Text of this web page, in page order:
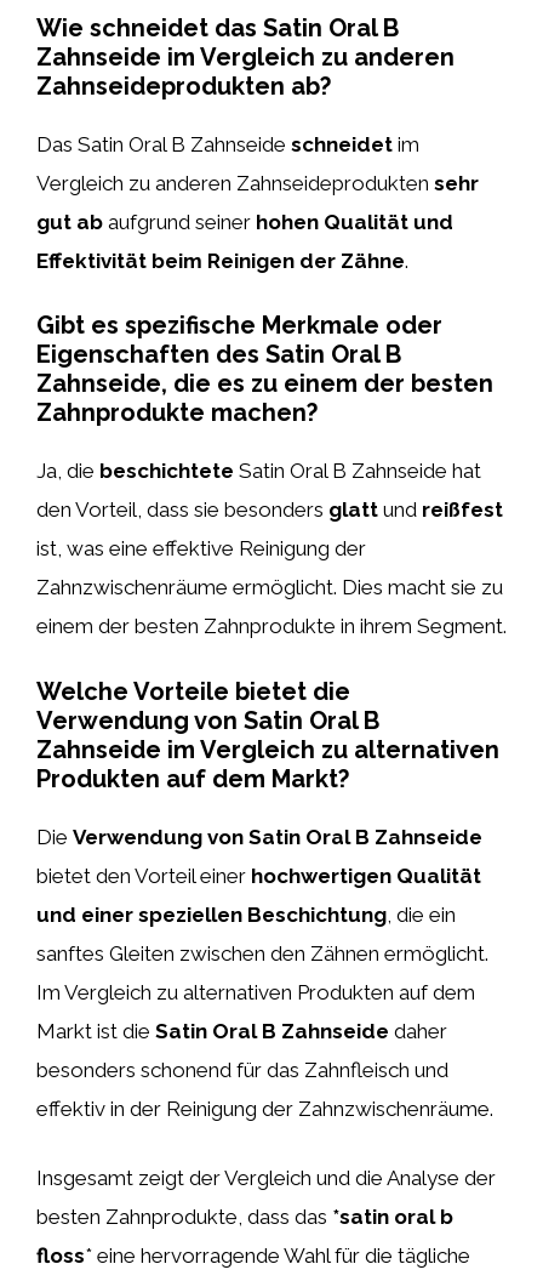
Wie schneidet das Satin Oral B
Zahnseide im Vergleich zu anderen
Zahnseideprodukten ab?
Das Satin Oral B Zahnseide schneidet im
Vergleich zu anderen Zahnseideprodukten sehr
gut ab aufgrund seiner hohen Qualität und
Effektivität beim Reinigen der Zähne.
Gibt es spezifische Merkmale oder
Eigenschaften des Satin Oral B
Zahnseide, die es zu einem der besten
Zahnprodukte machen?
Ja, die beschichtete Satin Oral B Zahnseide hat
den Vorteil, dass sie besonders glatt und reißfest
ist, was eine effektive Reinigung der
Zahnzwischenräume ermöglicht. Dies macht sie zu
einem der besten Zahnprodukte in ihrem Segment.
Welche Vorteile bietet die
Verwendung von Satin Oral B
Zahnseide im Vergleich zu alternativen
Produkten auf dem Markt?
Die Verwendung von Satin Oral B Zahnseide
bietet den Vorteil einer hochwertigen Qualität
und einer speziellen Beschichtung , die ein
sanftes Gleiten zwischen den Zähnen ermöglicht.
Im Vergleich zu alternativen Produkten auf dem
Markt ist die Satin Oral B Zahnseide daher
besonders schonend für das Zahnfleisch und
effektiv in der Reinigung der Zahnzwischenräume.
Insgesamt zeigt der Vergleich und die Analyse der
besten Zahnprodukte, dass das *satin oral b
floss* eine hervorragende Wahl für die tägliche